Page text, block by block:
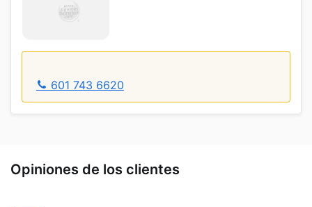
601 743 6620
Opiniones de los clientes